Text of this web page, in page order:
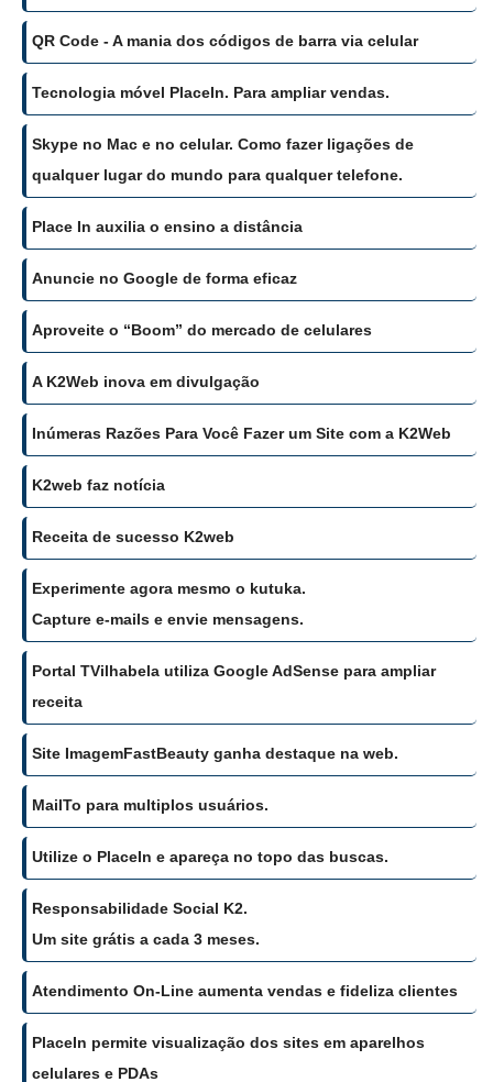
QR Code - A mania dos códigos de barra via celular
Tecnologia móvel PlaceIn. Para ampliar vendas.
Skype no Mac e no celular. Como fazer ligações de
qualquer lugar do mundo para qualquer telefone.
Place In auxilia o ensino a distância
Anuncie no Google de forma eficaz
Aproveite o “Boom” do mercado de celulares
A K2Web inova em divulgação
Inúmeras Razões Para Você Fazer um Site com a K2Web
K2web faz notícia
Receita de sucesso K2web
Experimente agora mesmo o kutuka.
Capture e-mails e envie mensagens.
Portal TVilhabela utiliza Google AdSense para ampliar
receita
Site ImagemFastBeauty ganha destaque na web.
MailTo para multiplos usuários.
Utilize o PlaceIn e apareça no topo das buscas.
Responsabilidade Social K2.
Um site grátis a cada 3 meses.
Atendimento On-Line aumenta vendas e fideliza clientes
PlaceIn permite visualização dos sites em aparelhos
celulares e PDAs